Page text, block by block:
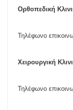
Ορθοπεδική
Τηλέφωνο
Χειρουργική
Τηλέφωνο